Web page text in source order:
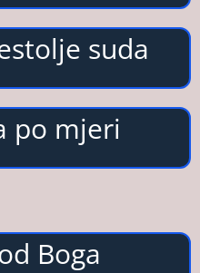
suda
po mjeri
Boga